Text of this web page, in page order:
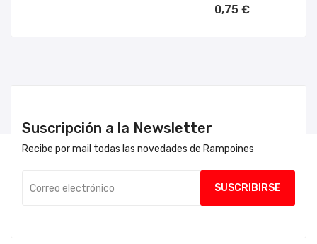
0,75 €
Suscripción a la Newsletter
Recibe por mail todas las novedades de Rampoines